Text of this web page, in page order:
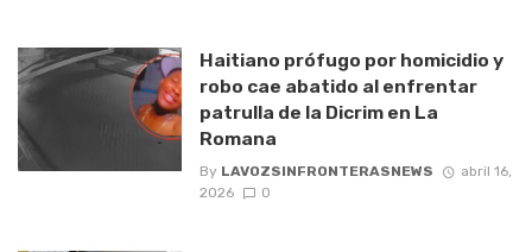
Haitiano prófugo por homicidio y
robo cae abatido al enfrentar
patrulla de la Dicrim en La
Romana
By LAVOZSINFRONTERASNEWS
abril 16,
2026
0